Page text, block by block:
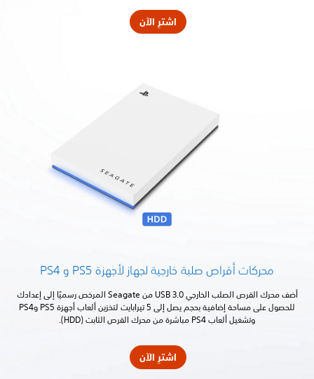
اشترِ الآن
محركات أقراص صلبة خارجية لجهاز لأجهزة PS5 و PS4
أضف محرك القرص الصلب الخارجي USB 3.0 من Seagate المرخص رسميًا إلى إعدادك
للحصول على مساحة إضافية بحجم يصل إلى 5 تيرابايت لتخزين ألعاب أجهزة PS5 وPS4
وتشغيل ألعاب PS4 مباشرة من محرك القرص الثابت (HDD).
اشترِ الآن